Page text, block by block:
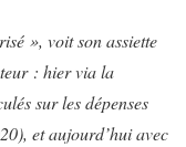
», voit son assiette
: hier via la
sur les dépenses
et aujourd’hui avec